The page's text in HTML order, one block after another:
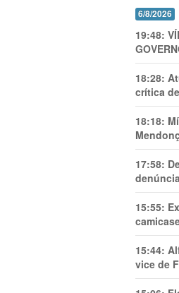
6/8/2026
19:48:
18:28:
crítica
18:18:
17:58:
15:55:
15:44:
vice de